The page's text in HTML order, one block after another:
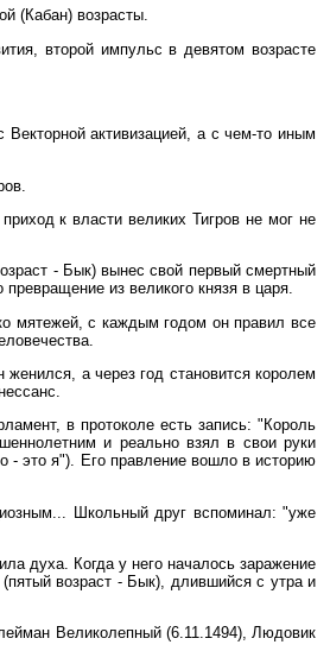
(Кабан) возрасты.
второй импульс в девятом возрасте
активизацией, а с чем-то иным
к власти великих Тигров не мог не
- Бык) вынес свой первый смертный
из великого князя в царя.
мятежей, с каждым годом он правил все
а через год становится королем
в протоколе есть запись: "Король
и реально взял в свои руки
- это я"). Его правление вошло в историю
Школьный друг вспоминал: "уже
духа. Когда у него началось заражение
возраст - Бык), длившийся с утра и
Великолепный (6.11.1494), Людовик